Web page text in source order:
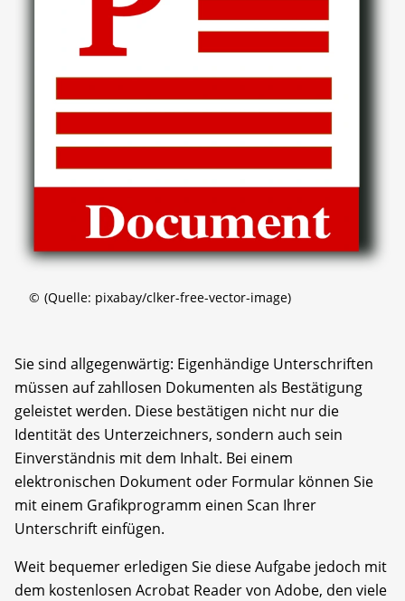
© (Quelle: pixabay/clker-free-vector-image)
Sie sind allgegenwärtig: Eigenhändige Unterschriften
müssen auf zahllosen Dokumenten als Bestätigung
geleistet werden. Diese bestätigen nicht nur die
Identität des Unterzeichners, sondern auch sein
Einverständnis mit dem Inhalt. Bei einem
elektronischen Dokument oder Formular können Sie
mit einem Grafikprogramm einen Scan Ihrer
Unterschrift einfügen.
Weit bequemer erledigen Sie diese Aufgabe jedoch mit
dem kostenlosen Acrobat Reader von Adobe, den viele